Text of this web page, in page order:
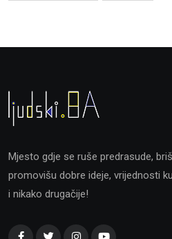
Mjesto gdje se ruše predrasude,
promovišu dobre ideje, vrijednosti
i nikako drugačije!